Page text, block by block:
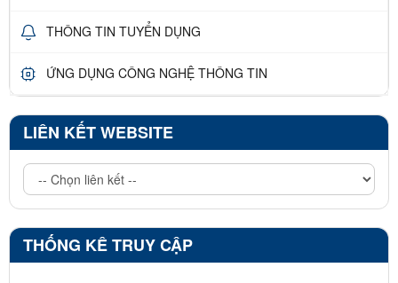
THÔNG TIN TUYỂN DỤNG
ỨNG DỤNG CÔNG NGHỆ THÔNG TIN
LIÊN KẾT WEBSITE
THỐNG KÊ TRUY CẬP